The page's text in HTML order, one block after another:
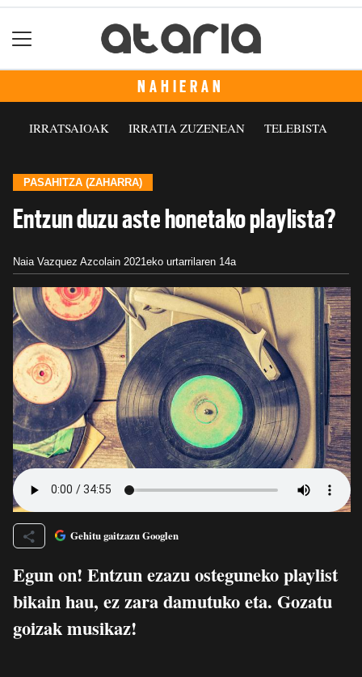
NAHIERAN
IRRATSAIOAK IRRATIA ZUZENEAN TELEBISTA
PASAHITZA (ZAHARRA)
Entzun duzu aste honetako playlista?
Naia Vazquez Azcolain 2021eko urtarrilaren 14a
Gehitu gaitzazu Googlen
Egun on! Entzun ezazu osteguneko playlist
bikain hau, ez zara damutuko eta. Gozatu
goizak musikaz!